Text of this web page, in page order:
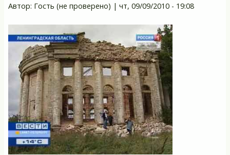
Автор: Гость (не проверено) | чт, 09/09/2010 - 19:08